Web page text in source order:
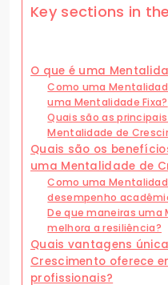
Key sections in
O que é uma
Como uma
uma Mentalidade Fixa?
Quais são as
Mentalidade de
Quais são os
uma Mentalidade de
Como uma
desempenho
De que maneiras
melhora a resiliência?
Quais vantagens
Crescimento oferece
profissionais?